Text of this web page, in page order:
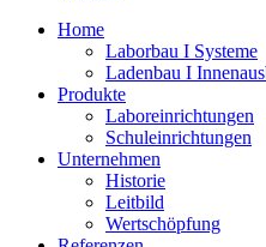
Home
Laborbau I Systeme
Ladenbau I
Produkte
Laboreinrichtungen
Schuleinrichtungen
Unternehmen
Historie
Leitbild
Wertschöpfung